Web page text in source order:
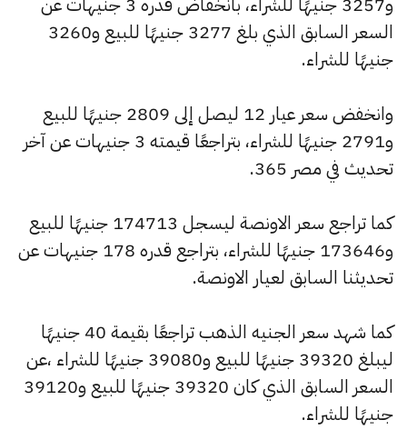
السعر السابق الذي بلغ 3277 جنيهًا للبيع و3260
جنيهًا للشراء.
وانخفض سعر عيار 12 ليصل إلى 2809 جنيهًا للبيع
و2791 جنيهًا للشراء، بتراجعًا قيمته 3 جنيهات عن آخر
تحديث في مصر 365.
كما تراجع سعر الاونصة ليسجل 174713 جنيهًا للبيع
و173646 جنيهًا للشراء، بتراجع قدره 178 جنيهات عن
تحديثنا السابق لعيار الاونصة.
كما شهد سعر الجنيه الذهب تراجعًا بقيمة 40 جنيهًا
ليبلغ 39320 جنيهًا للبيع و39080 جنيهًا للشراء ،عن
السعر السابق الذي كان 39320 جنيهًا للبيع و39120
جنيهًا للشراء.